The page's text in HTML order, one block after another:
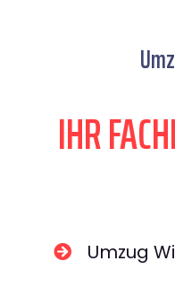
IHR
Umzug